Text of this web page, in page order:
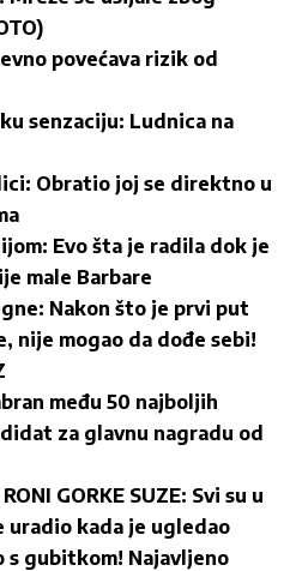
povećava rizik od
senzaciju: Ludnica na
Obratio joj se direktno u
Evo šta je radila dok je
male Barbare
Nakon što je prvi put
nije mogao da dođe sebi!
među 50 najboljih
za glavnu nagradu od
GORKE SUZE: Svi su u
uradio kada je ugledao
s gubitkom! Najavljeno